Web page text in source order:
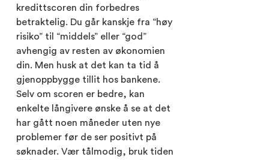
kredittscoren din forbedres
betraktelig. Du går kanskje fra “høy
risiko” til “middels” eller “god”
avhengig av resten av økonomien
din. Men husk at det kan ta tid å
gjenoppbygge tillit hos bankene.
Selv om scoren er bedre, kan
enkelte långivere ønske å se at det
har gått noen måneder uten nye
problemer før de ser positivt på
søknader. Vær tålmodig, bruk tiden